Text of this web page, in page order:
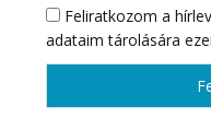
Feliratkozom a
adataim tárolására